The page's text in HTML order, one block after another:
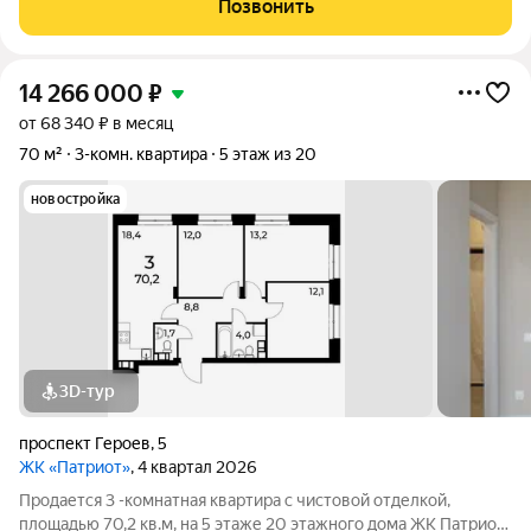
Просторная планировка,
Позвонить
14 266 000 ₽
от 68 340 ₽ в месяц
70 м²
3-комн. квартира 5 этаж из 20
новостройка
3D-тур
проспект Героев,5
ЖК «Патриот», 4 квартал 2026
Продается 3 -комнатная квартира с чистовой отделкой,
площадью 70,2 кв.м, на 5 этаже 20 этажного дома ЖК Патриот